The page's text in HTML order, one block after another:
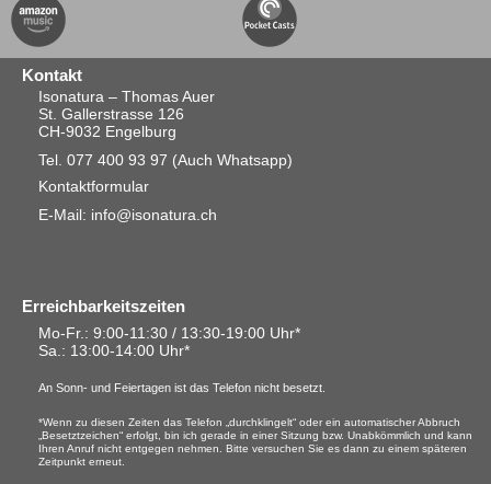
Kontakt
Isonatura – Thomas Auer
St. Gallerstrasse 126
CH-9032 Engelburg
Tel. 077 400 93 97 (Auch Whatsapp)
Kontaktformular
E-Mail: info@isonatura.ch
Erreichbarkeitszeiten
Mo-Fr.: 9:00-11:30 / 13:30-19:00 Uhr*
Sa. : 13:00-14:00 Uhr*
An Sonn- und Feiertagen ist das Telefon nicht besetzt.
*Wenn zu diesen Zeiten das Telefon „durchklingelt“ oder ein automatischer Abbruch
„Besetztzeichen“ erfolgt, bin ich gerade in einer Sitzung bzw. Unabkömmlich und kann
Ihren Anruf nicht entgegen nehmen. Bitte versuchen Sie es dann zu einem späteren
Zeitpunkt erneut.